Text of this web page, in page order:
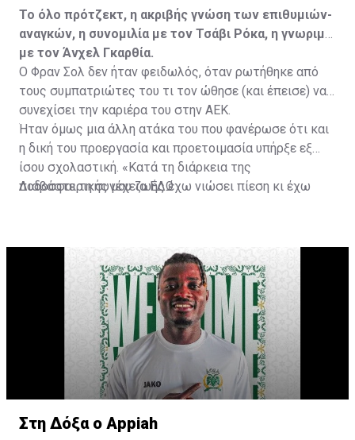
Το όλο πρότζεκτ, η ακριβής γνώση των επιθυμιών-
αναγκών, η συνομιλία με τον Τσάβι Ρόκα, η γνωριμία
με τον Άνχελ Γκαρθία.
Ο Φραν Σολ δεν ήταν φειδωλός, όταν ρωτήθηκε από
τους συμπατριώτες του τι τον ώθησε (και έπεισε) να
συνεχίσει την καριέρα του στην ΑΕΚ.
Ήταν όμως μια άλλη ατάκα του που φανέρωσε ότι και
η δική του προεργασία και προετοιμασία υπήρξε εξ
ίσου σχολαστική. «Κατά τη διάρκεια της
ποδοσφαιρικής μου ζωής έχω νιώσει πίεση κι έχω
Διαβάστε τη συνέχειαΕΔΩ
Στη Δόξα ο Appiah